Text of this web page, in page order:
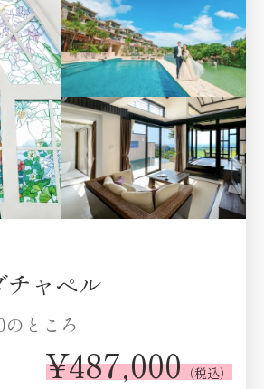
チャペル
のところ
¥487,000 （税込）